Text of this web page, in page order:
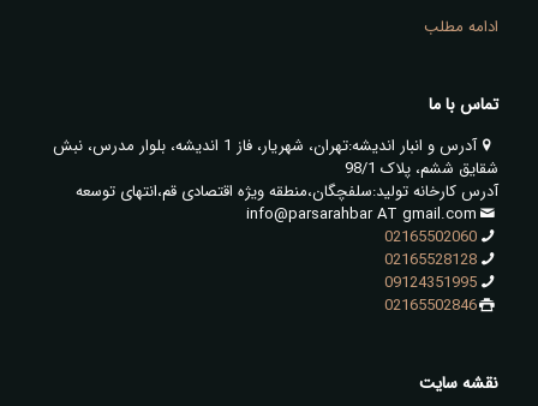
ادامه مطلب
تماس با ما
آدرس و انبار اندیشه:تهران، شهریار، فاز 1 اندیشه، بلوار مدرس، نبش
شقایق ششم، پلاک 98/1
آدرس کارخانه تولید:سلفچگان،منطقه ویژه اقتصادی قم،انتهای توسعه
info@parsarahbar AT gmail.com
02165502060
02165528128
09124351995
02165502846
نقشه سایت